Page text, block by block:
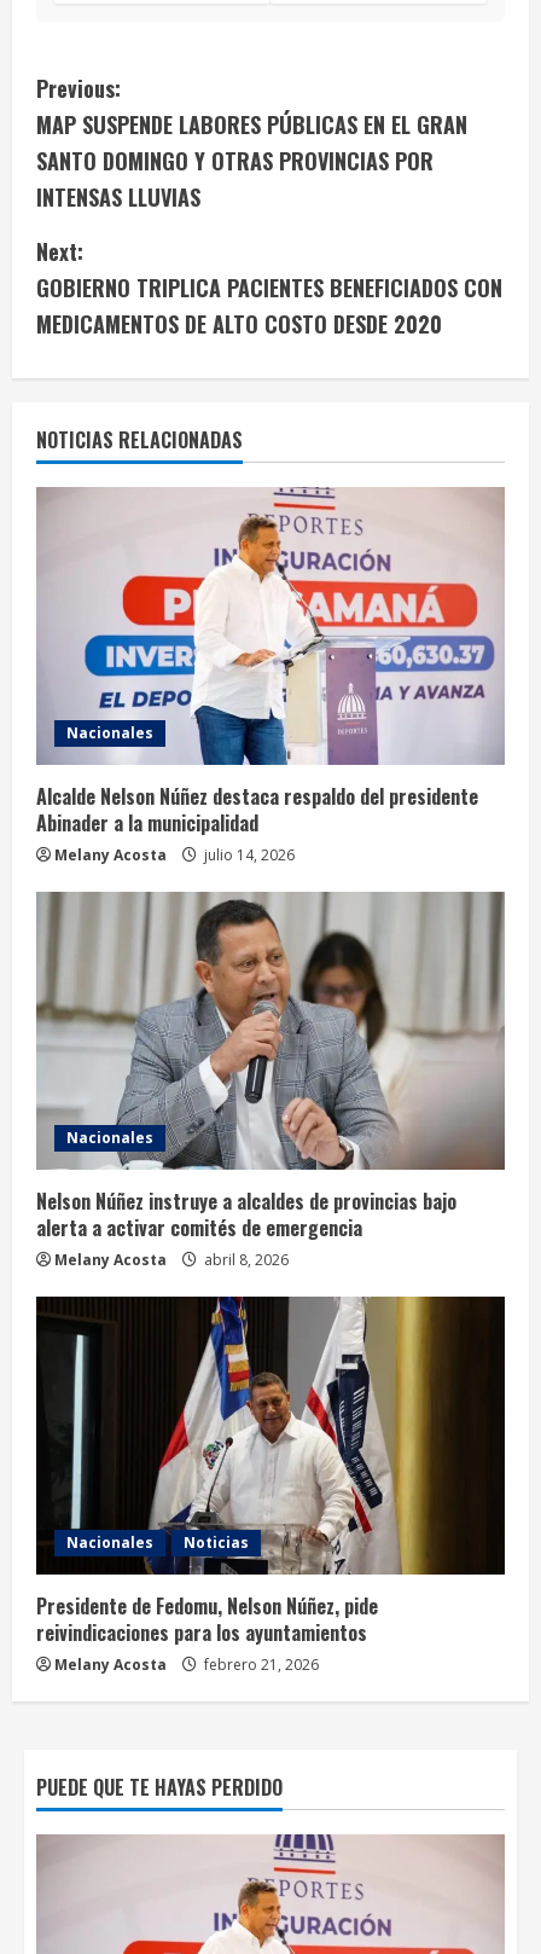
C
o
n
t
i
n
u
e
R
n
g
Previous:
MAP SUSPENDE LABORES PÚBLICAS EN EL GRAN
SANTO DOMINGO Y OTRAS PROVINCIAS POR
INTENSAS LLUVIAS
Next:
GOBIERNO TRIPLICA PACIENTES BENEFICIADOS CON
MEDICAMENTOS DE ALTO COSTO DESDE 2020
NOTICIAS RELACIONADAS
Nacionales
Alcalde Nelson Núñez destaca respaldo del presidente
Abinader a la municipalidad
Melany Acosta julio 14, 2026
Nacionales
Nelson Núñez instruye a alcaldes de provincias bajo
alerta a activar comités de emergencia
Melany Acosta abril 8, 2026
Nacionales Noticias
Presidente de Fedomu, Nelson Núñez, pide
reivindicaciones para los ayuntamientos
Melany Acosta febrero 21, 2026
PUEDE QUE TE HAYAS PERDIDO